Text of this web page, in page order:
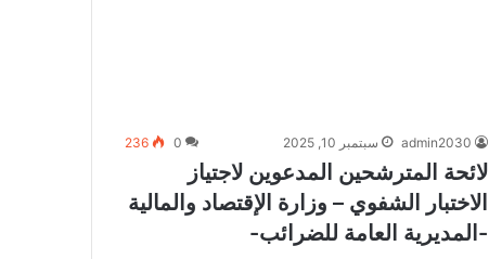
admin2030 سبتمبر 10, 2025 0
236
لائحة المترشحين المدعوين لاجتياز
الاختبار الشفوي – وزارة الإقتصاد والمالية
-المديرية العامة للضرائب-